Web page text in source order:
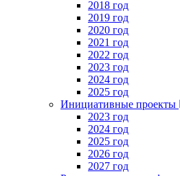
2018 год
2019 год
2020 год
2021 год
2022 год
2023 год
2024 год
2025 год
Инициативные проекты
2023 год
2024 год
2025 год
2026 год
2027 год